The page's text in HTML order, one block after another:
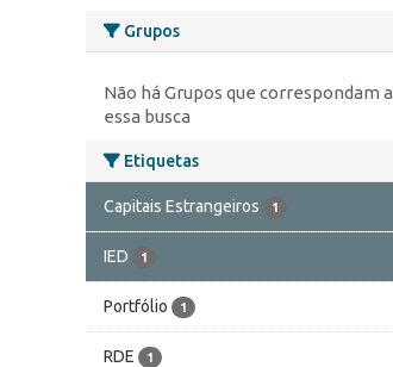
Grupos
Não há Grupos que correspondam a
essa busca
Etiquetas
Capitais Estrangeiros 1
IED 1
Portfólio 1
RDE 1